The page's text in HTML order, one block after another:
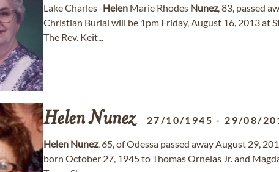
Lake Charles -Helen Marie Rhodes Nunez, 83, passed
Christian Burial will be 1pm Friday, August 16, 2013 at
The Rev. Keit...
HelenNunez 27/10/1945 - 29/08/
Helen Nunez, 65, of Odessa passed away August 29,
born October 27, 1945 to Thomas Ornelas Jr. and